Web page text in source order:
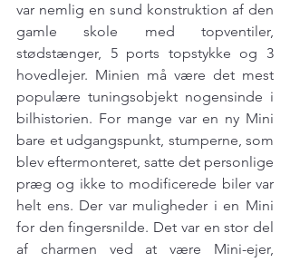
var nemlig en sund konstruktion af den
gamle skole med topventiler,
stødstænger, 5 ports topstykke og 3
hovedlejer. Minien må være det mest
populære tuningsobjekt nogensinde i
bilhistorien. For mange var en ny Mini
bare et udgangspunkt, stumperne, som
blev eftermonteret, satte det personlige
præg og ikke to modificerede biler var
helt ens. Der var muligheder i en Mini
for den fingersnilde. Det var en stor del
af charmen ved at være Mini-ejer,